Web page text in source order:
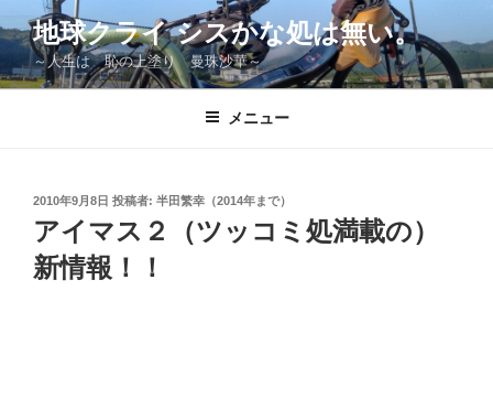
ン
テ
ン
地球クライ シスかな処は無い。
～人生は 恥の上塗り 曼珠沙華～
メニュー
投
稿
日:
2010年9月8日 投稿者: 半田繁幸（2014年まで）
アイマス２（ツッコミ処満載の）
新情報！！